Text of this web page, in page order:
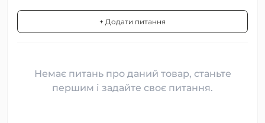
+ Додати питання
Немає питань про даний товар, станьте
першим і задайте своє питання.